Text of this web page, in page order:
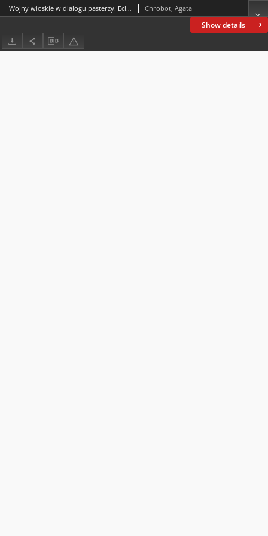
Show details
Wojny włoskie w dialogu pasterzy. Ecloga Georgii Sabini de Gallo ad Ticinum capto, scripta ad Stanislaum a Lasco Poloniae Baronem Chrobot, Agata